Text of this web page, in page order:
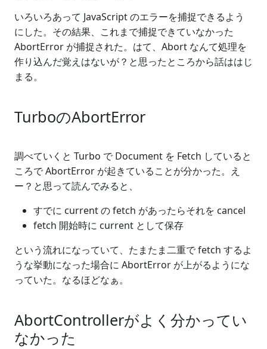
いろいろあって JavaScript のエラーを捕捉できるよう
にした。その結果、これまで捕捉できていなかった
AbortError が捕捉された。はて、Abort なんて処理を
作り込んだ覚えはないが？と思ったところから話ははじ
まる。
TurboのAbortError
調べていくと Turbo で Document を Fetch していると
ころで AbortError が起きていることが分かった。え
ー？と思って読んでみると、
すでに current の fetch があったらそれを cancel
fetch 開始時に current として保存
という流れになっていて、たまたま二重で fetch するよ
うな挙動になった場合に AbortError が上がるようにな
っていた。なるほどなぁ。
AbortControllerがよく分かってい
なかった